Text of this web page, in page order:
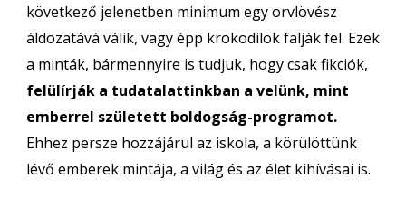
következő jelenetben minimum egy orvlövész
áldozatává válik, vagy épp krokodilok falják fel. Ezek
a minták, bármennyire is tudjuk, hogy csak fikciók,
felülírják a tudatalattinkban a velünk, mint
emberrel született boldogság-programot.
Ehhez persze hozzájárul az iskola, a körülöttünk
lévő emberek mintája, a világ és az élet kihívásai is.